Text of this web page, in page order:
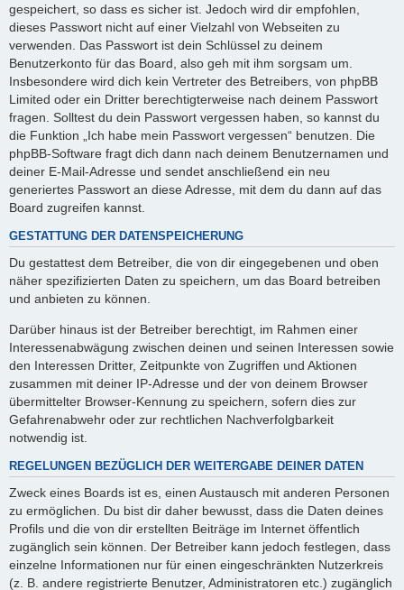
gespeichert, so dass es sicher ist. Jedoch wird dir empfohlen,
dieses Passwort nicht auf einer Vielzahl von Webseiten zu
verwenden. Das Passwort ist dein Schlüssel zu deinem
Benutzerkonto für das Board, also geh mit ihm sorgsam um.
Insbesondere wird dich kein Vertreter des Betreibers, von phpBB
Limited oder ein Dritter berechtigterweise nach deinem Passwort
fragen. Solltest du dein Passwort vergessen haben, so kannst du
die Funktion „Ich habe mein Passwort vergessen“ benutzen. Die
phpBB-Software fragt dich dann nach deinem Benutzernamen und
deiner E-Mail-Adresse und sendet anschließend ein neu
generiertes Passwort an diese Adresse, mit dem du dann auf das
Board zugreifen kannst.
GESTATTUNG DER DATENSPEICHERUNG
Du gestattest dem Betreiber, die von dir eingegebenen und oben
näher spezifizierten Daten zu speichern, um das Board betreiben
und anbieten zu können.
Darüber hinaus ist der Betreiber berechtigt, im Rahmen einer
Interessenabwägung zwischen deinen und seinen Interessen sowie
den Interessen Dritter, Zeitpunkte von Zugriffen und Aktionen
zusammen mit deiner IP-Adresse und der von deinem Browser
übermittelter Browser-Kennung zu speichern, sofern dies zur
Gefahrenabwehr oder zur rechtlichen Nachverfolgbarkeit
notwendig ist.
REGELUNGEN BEZÜGLICH DER WEITERGABE DEINER DATEN
Zweck eines Boards ist es, einen Austausch mit anderen Personen
zu ermöglichen. Du bist dir daher bewusst, dass die Daten deines
Profils und die von dir erstellten Beiträge im Internet öffentlich
zugänglich sein können. Der Betreiber kann jedoch festlegen, dass
einzelne Informationen nur für einen eingeschränkten Nutzerkreis
(z. B. andere registrierte Benutzer, Administratoren etc.) zugänglich